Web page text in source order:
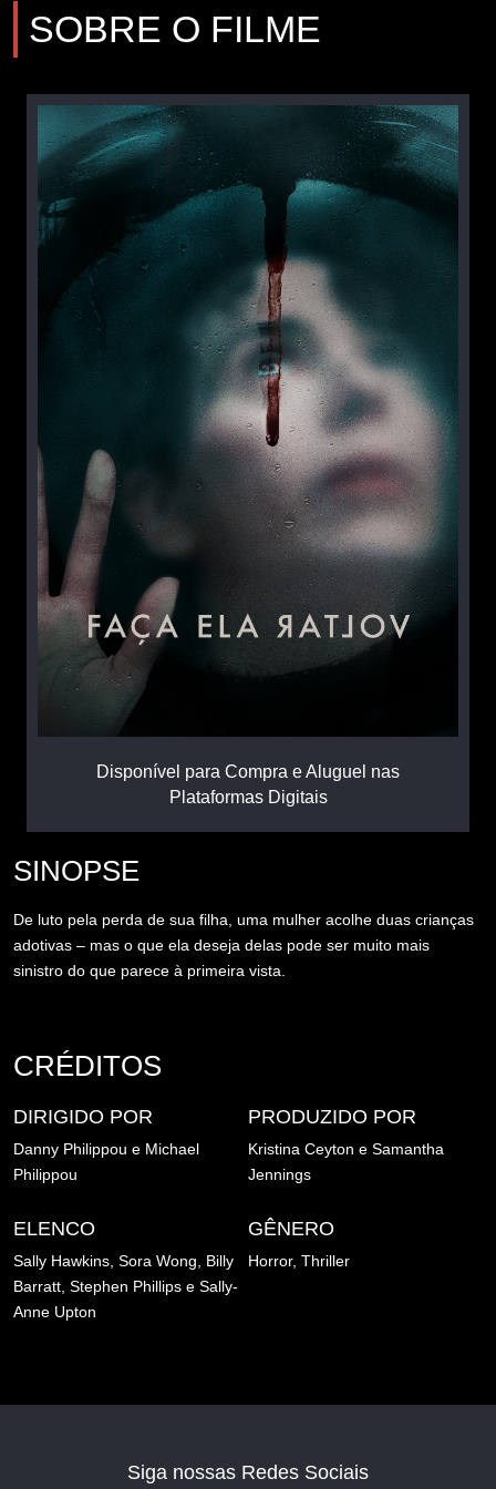
SOBRE O FILME
Disponível para Compra e Aluguel nas
Plataformas Digitais
SINOPSE
De luto pela perda de sua filha, uma mulher acolhe duas crianças
adotivas – mas o que ela deseja delas pode ser muito mais
sinistro do que parece à primeira vista.
CRÉDITOS
DIRIGIDO POR
Danny Philippou e Michael
Philippou
PRODUZIDO POR
Kristina Ceyton e Samantha
Jennings
ELENCO
Sally Hawkins, Sora Wong,
Billy
Barratt, Stephen Phillips e Sally-
Anne Upton
GÊNERO
Horror, Thriller
Siga nossas Redes Sociais